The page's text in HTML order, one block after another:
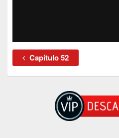
Capítulo 52